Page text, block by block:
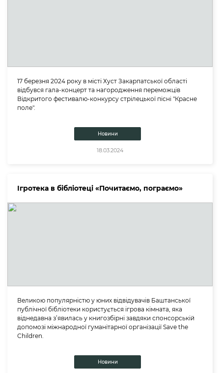
17 березня 2024 року в місті Хуст Закарпатської області
відбувся гала-концерт та нагородження переможців
Відкритого фестивалю-конкурсу стрілецької пісні "Красне
поле".
Новини
18.03.2024
Ігротека в бібліотеці «Почитаємо, пограємо»
Великою популярністю у юних відвідувачів Баштанської
публічної бібліотеки користується ігрова кімната, яка
віднедавна з’явилась у книгозбірні завдяки спонсорській
допомозі міжнародної гуманітарної організації Save the
Сhildren.
Новини